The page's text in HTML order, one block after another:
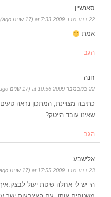
סאנשיין
22 בנובמבר 2009 at 7:33 (17 שנים ago)
אמת
הגב
חנה
22 בנובמבר 2009 at 10:56 (17 שנים ago)
כתיבה מצויינת, המתכון נראה
שאינו עובד הייטק?
הגב
אלישבע
23 בנובמבר 2009 at 17:55 (17 שנים ago)
הי יש לי אחלה שיטת יעול